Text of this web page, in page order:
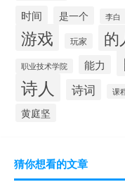
时间 是一个 李白
游戏 玩家 的
职业技术学院 能力
诗人 诗词 课
黄庭坚
猜你想看的文章